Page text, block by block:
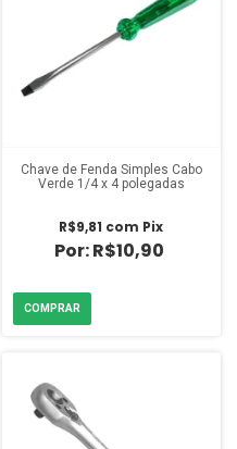
Chave de Fenda Simples Cabo
Verde 1/4 x 4 polegadas
R$10,90
R$9,81 com Pix